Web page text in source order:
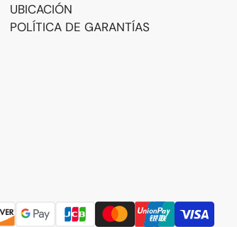
UBICACIÓN
POLÍTICA DE GARANTÍAS